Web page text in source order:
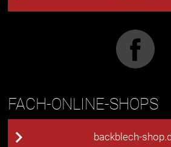
FACH-ONLINE-SHOPS
backblech-